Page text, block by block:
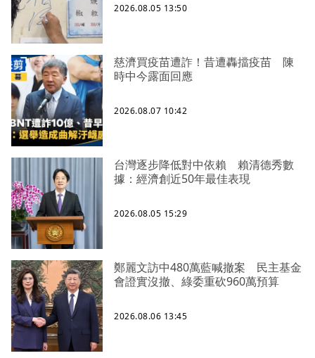
2026.08.05 13:50
慈濟買疫苗遭詐！昔遭轟擋疫苗 陳
時中今露面回應
2026.08.07 10:42
台灣逐步降低對中依賴 賴清德秀數
據：經濟創近50年最佳表現
2026.08.05 15:29
鄭麗文訪中480萬藍喊撤案 民主基金
會證實沒撤、綠委重砍960萬預算
2026.08.06 13:45